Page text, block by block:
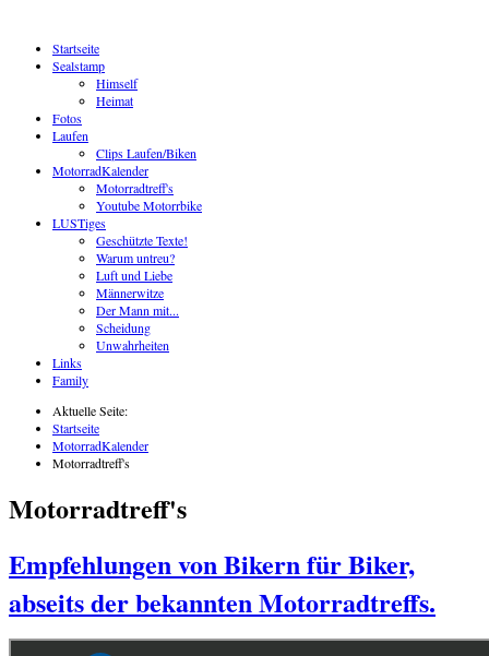
Startseite
Sealstamp
Himself
Heimat
Fotos
Laufen
Clips Laufen/Biken
MotorradKalender
Motorradtreff's
Youtube Motorrbike
LUSTiges
Geschützte Texte!
Warum untreu?
Luft und Liebe
Männerwitze
Der Mann mit...
Scheidung
Unwahrheiten
Links
Family
Aktuelle Seite:
Startseite
MotorradKalender
Motorradtreff's
Motorradtreff's
Empfehlungen von Bikern für Biker,
abseits der bekannten Motorradtreffs.